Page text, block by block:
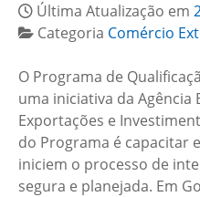
Última Atualização em
Categoria Comércio
O Programa de
uma iniciativa da
Exportações e
do Programa é capacitar
iniciem o processo de
segura e planejada. Em